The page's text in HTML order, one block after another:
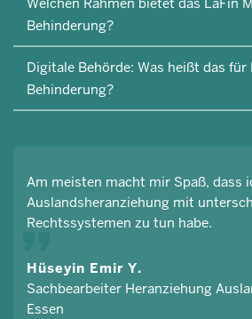
Behinderung?
Digitale Behörde: Was heißt das für
Behinderung?
Am meisten macht mir Spaß, dass
Auslandsheranziehung mit
Rechtssystemen zu tun habe.
Hüseyin Emir Y.
Sachbearbeiter Heranziehung
Essen